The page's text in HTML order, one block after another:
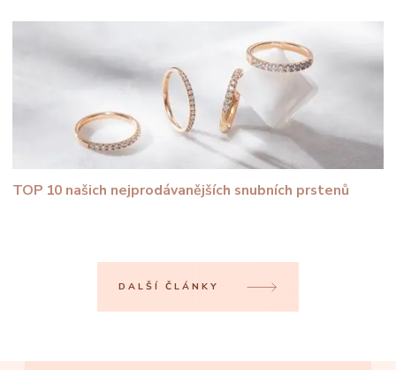
TOP 10 našich nejprodávanějších snubních prstenů
DALŠÍ ČLÁNKY